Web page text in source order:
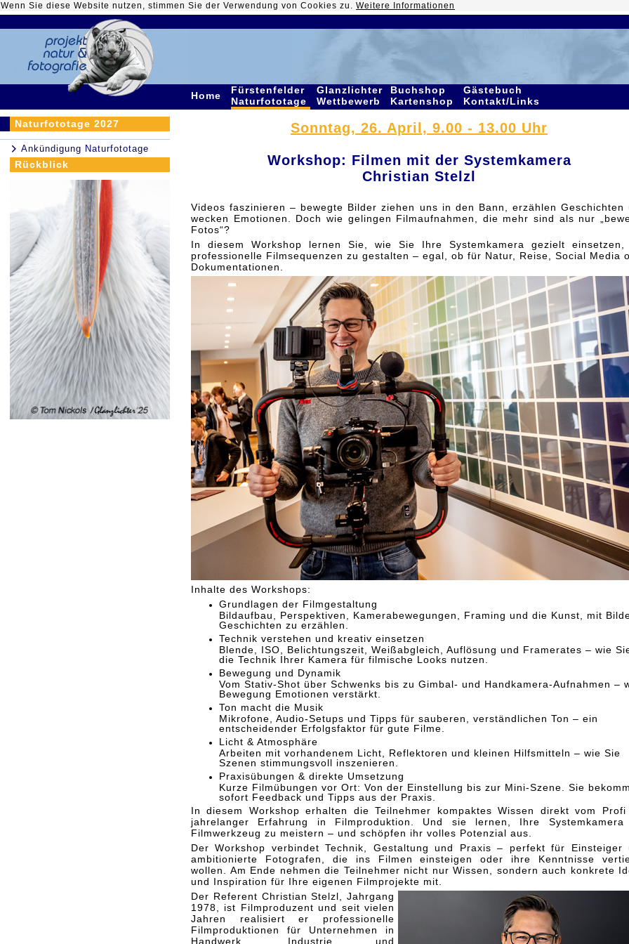
Wenn Sie diese Website nutzen, stimmen Sie der Verwendung von Cookies zu. Weitere Informationen
Home
Fürstenfelder
Naturfototage
Glanzlichter
Wettbewerb
Buchshop
Kartenshop
Gästebuch
Kontakt/Links
Naturfototage 2027
Ankündigung Naturfototage
Rückblick
Sonntag, 26. April, 9.00 - 13.00 Uhr
Workshop: Filmen mit der Systemkamera
Christian Stelzl
Videos faszinieren – bewegte Bilder ziehen uns in den Bann, erzählen Geschichten
wecken Emotionen. Doch wie gelingen Filmaufnahmen, die mehr sind als nur
Fotos“?
In diesem Workshop lernen Sie, wie Sie Ihre Systemkamera gezielt einsetzen,
professionelle Filmsequenzen zu gestalten – egal, ob für Natur, Reise, Social Media
Dokumentationen.
Inhalte des Workshops:
Grundlagen der Filmgestaltung
Bildaufbau, Perspektiven, Kamerabewegungen, Framing und die Kunst, mit
Geschichten zu erzählen.
Technik verstehen und kreativ einsetzen
Blende, ISO, Belichtungszeit, Weißabgleich, Auflösung und Framerates – wie
die Technik Ihrer Kamera für filmische Looks nutzen.
Bewegung und Dynamik
Vom Stativ-Shot über Schwenks bis zu Gimbal- und Handkamera-Aufnahmen –
Bewegung Emotionen verstärkt.
Ton macht die Musik
Mikrofone, Audio-Setups und Tipps für sauberen, verständlichen Ton – ein
entscheidender Erfolgsfaktor für gute Filme.
Licht & Atmosphäre
Arbeiten mit vorhandenem Licht, Reflektoren und kleinen Hilfsmitteln – wie Sie
Szenen stimmungsvoll inszenieren.
Praxisübungen & direkte Umsetzung
Kurze Filmübungen vor Ort: Von der Einstellung bis zur Mini-Szene. Sie
sofort Feedback und Tipps aus der Praxis.
In diesem Workshop erhalten die Teilnehmer kompaktes Wissen direkt vom
jahrelanger Erfahrung in Filmproduktion. Und sie lernen, Ihre
Filmwerkzeug zu meistern – und schöpfen ihr volles Potenzial aus.
Der Workshop verbindet Technik, Gestaltung und Praxis – perfekt für Einsteiger
ambitionierte Fotografen, die ins Filmen einsteigen oder ihre Kenntnisse
wollen. Am Ende nehmen die Teilnehmer nicht nur Wissen, sondern auch konkrete
und Inspiration für Ihre eigenen Filmprojekte mit.
Der Referent Christian Stelzl, Jahrgang
1978, ist Filmproduzent und seit vielen
Jahren realisiert er professionelle
Filmproduktionen für Unternehmen in
Handwerk, Industrie und